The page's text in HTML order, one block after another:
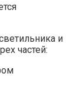
и
частей: